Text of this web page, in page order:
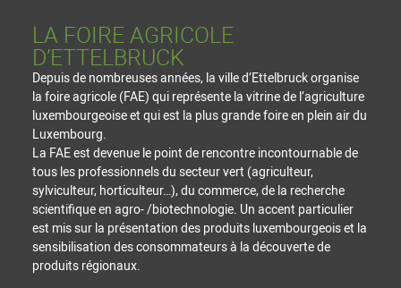
LA FOIRE AGRICOLE
D’ETTELBRUCK
Depuis de nombreuses années, la ville d’Ettelbruck organise
la foire agricole (FAE) qui représente la vitrine de l’agriculture
luxembourgeoise et qui est la plus grande foire en plein air du
Luxembourg.
La FAE est devenue le point de rencontre incontournable de
tous les professionnels du secteur vert (agriculteur,
sylviculteur, horticulteur…), du commerce, de la recherche
scientifique en agro- /biotechnologie. Un accent particulier
est mis sur la présentation des produits luxembourgeois et la
sensibilisation des consommateurs à la découverte de
produits régionaux.